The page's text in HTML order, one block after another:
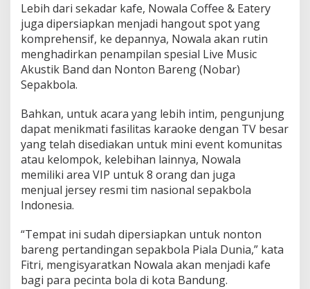
Lebih dari sekadar kafe, Nowala Coffee & Eatery
juga dipersiapkan menjadi hangout spot yang
komprehensif, ke depannya, Nowala akan rutin
menghadirkan penampilan spesial Live Music
Akustik Band dan Nonton Bareng (Nobar)
Sepakbola.
Bahkan, untuk acara yang lebih intim, pengunjung
dapat menikmati fasilitas karaoke dengan TV besar
yang telah disediakan untuk mini event komunitas
atau kelompok, kelebihan lainnya, Nowala
memiliki area VIP untuk 8 orang dan juga
menjual jersey resmi tim nasional sepakbola
Indonesia.
“Tempat ini sudah dipersiapkan untuk nonton
bareng pertandingan sepakbola Piala Dunia,” kata
Fitri, mengisyaratkan Nowala akan menjadi kafe
bagi para pecinta bola di kota Bandung.